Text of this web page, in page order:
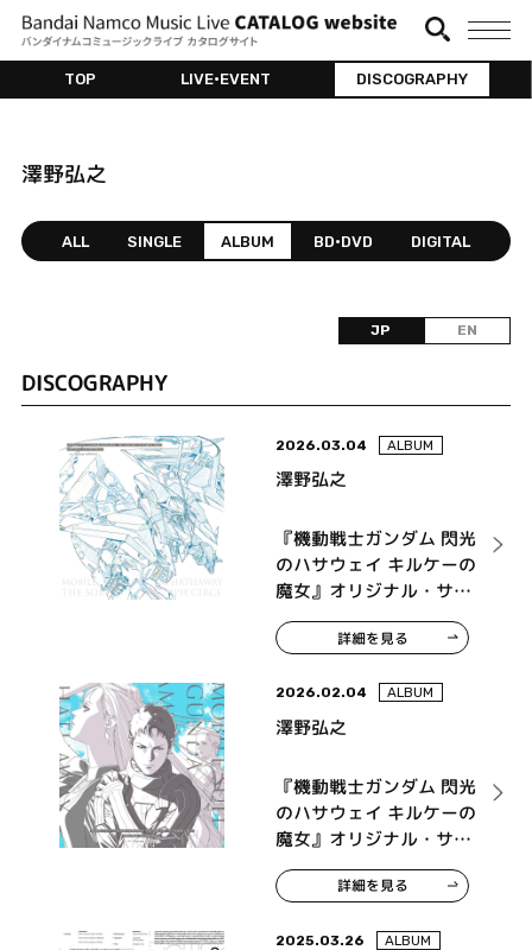
TOP LIVE•EVENT DISCOGRAPHY
澤野弘之
ALL SINGLE ALBUM BD•DVD DIGITAL
JP EN
DISCOGRAPHY
2026.03.04 ALBUM
澤野弘之
『機動戦士ガンダム 閃光
のハサウェイ キルケーの
魔女』オリジナル・サウ
ンドトラック【アナログ
盤】
詳細を見る
2026.02.04 ALBUM
澤野弘之
『機動戦士ガンダム 閃光
のハサウェイ キルケーの
魔女』オリジナル・サウ
ンドトラック
詳細を見る
2025.03.26 ALBUM